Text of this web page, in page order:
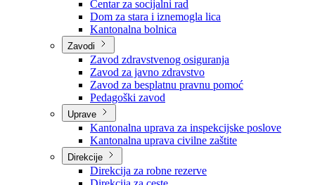
Služba za zapošljavanje
Ustanove
Centar za socijalni rad
Dom za stara i iznemogla lica
Kantonalna bolnica
Zavodi
Zavod zdravstvenog osiguranja
Zavod za javno zdravstvo
Zavod za besplatnu pravnu pomoć
Pedagoški zavod
Uprave
Kantonalna uprava za inspekcijske poslove
Kantonalna uprava civilne zaštite